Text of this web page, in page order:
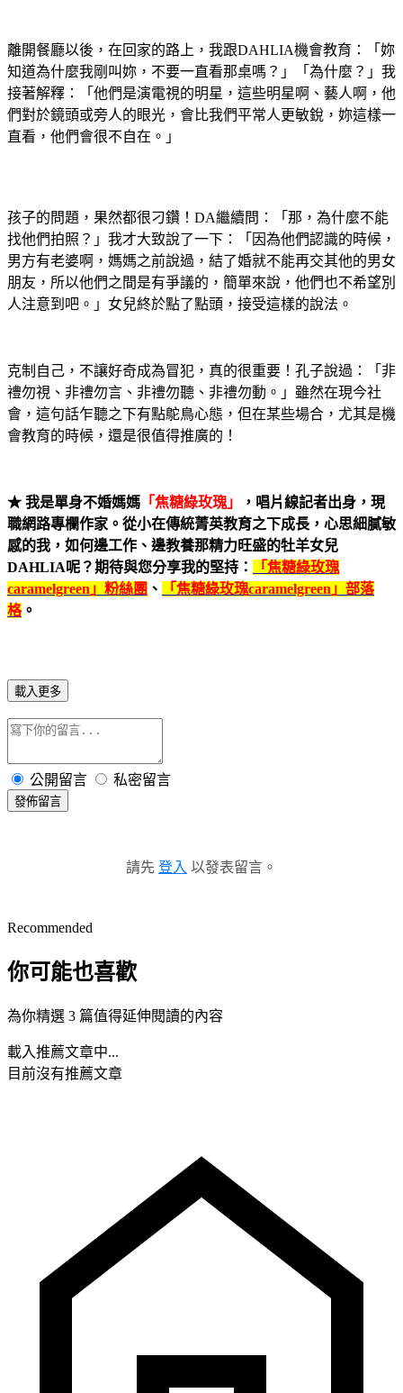
離開餐廳以後，在回家的路上，我跟DAHLIA機會教育：「妳
知道為什麼我剛叫妳，不要一直看那桌嗎？ 」
「為什麼？」我
接著解釋：「他們是演電視的明星，這些明星啊、藝人啊，他
們對於鏡頭或旁人的眼光，會比我們平常人更敏銳，妳這樣一
直看，他們會很不自在。」
孩子的問題，果然都很刁鑽！ DA繼續問：「那，為什麼不能
找他們拍照？」我才大致說了一下：「因為他們認識的時候，
男方有老婆啊，媽媽之前說過，結了婚就不能再交其他的男女
朋友，所以他們之間是有爭議的，簡單來說，他們也不希望別
人注意到吧。」女兒終於點了點頭，接受這樣的說法。
克制自己，不讓好奇成為冒犯，真的很重要！孔子說過：「非
禮勿視、非禮勿言、非禮勿聽、非禮勿動。」雖然在現今社
會，這句話乍聽之下有點鴕鳥心態，但在某些場合，尤其是機
會教育的時候，還是很值得推廣的！
★ 我是單身不婚媽媽 「焦糖綠玫瑰」
，唱片線記者出身，現
職網路專欄作家。從小在傳統菁英教育之下成長，心思細膩敏
感的我，如何邊工作、邊教養那精力旺盛的牡羊女兒
DAHLIA 呢？期待與您分享我的堅持：
「焦糖綠玫瑰
caramelgreen 」粉絲團 、 「焦糖綠玫瑰caramelgreen 」部落
格。
載入更多
公開留言 私密留言
發佈留言
請先 登入 以發表留言。
Recommended
你可能也喜歡
為你精選 3 篇值得延伸閱讀的內容
載入推薦文章中...
目前沒有推薦文章